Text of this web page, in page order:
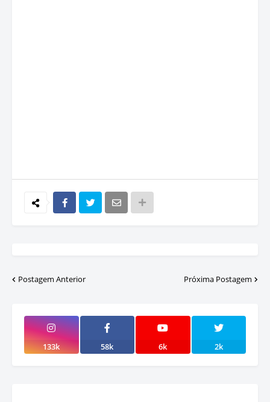
Postagem Anterior Próxima Postagem
133k 58k 6k 2k